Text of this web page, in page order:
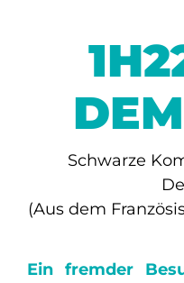
Schwarze
(Aus dem
Ein fremder